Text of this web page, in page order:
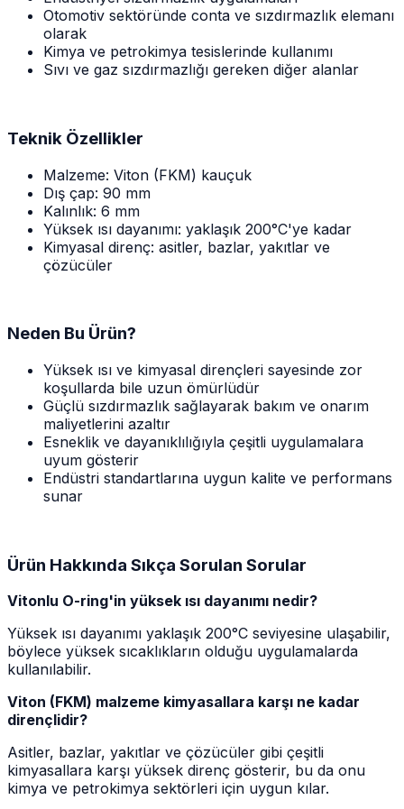
Otomotiv sektöründe conta ve sızdırmazlık elemanı
olarak
Kimya ve petrokimya tesislerinde kullanımı
Sıvı ve gaz sızdırmazlığı gereken diğer alanlar
Teknik Özellikler
Malzeme: Viton (FKM) kauçuk
Dış çap: 90 mm
Kalınlık: 6 mm
Yüksek ısı dayanımı: yaklaşık 200°C'ye kadar
Kimyasal direnç: asitler, bazlar, yakıtlar ve
çözücüler
Neden Bu Ürün?
Yüksek ısı ve kimyasal dirençleri sayesinde zor
koşullarda bile uzun ömürlüdür
Güçlü sızdırmazlık sağlayarak bakım ve onarım
maliyetlerini azaltır
Esneklik ve dayanıklılığıyla çeşitli uygulamalara
uyum gösterir
Endüstri standartlarına uygun kalite ve performans
sunar
Ürün Hakkında Sıkça Sorulan Sorular
Vitonlu O-ring'in yüksek ısı dayanımı nedir?
Yüksek ısı dayanımı yaklaşık 200°C seviyesine ulaşabilir,
böylece yüksek sıcaklıkların olduğu uygulamalarda
kullanılabilir.
Viton (FKM) malzeme kimyasallara karşı ne kadar
dirençlidir?
Asitler, bazlar, yakıtlar ve çözücüler gibi çeşitli
kimyasallara karşı yüksek direnç gösterir, bu da onu
kimya ve petrokimya sektörleri için uygun kılar.